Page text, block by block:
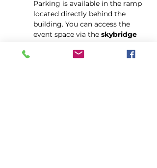
Parking is available in the ramp
located directly behind the
building. You can access the
event space via the skybridge
which connects directly into the